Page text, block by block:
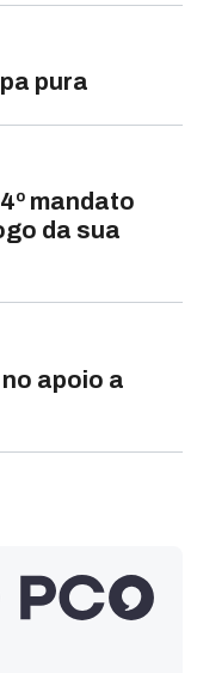
pura
mandato
da sua
apoio a